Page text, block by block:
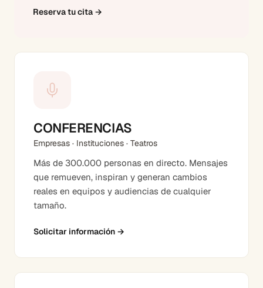
Reserva tu cita →
CONFERENCIAS
Empresas · Instituciones · Teatros
Más de 300.000 personas en directo. Mensajes
que remueven, inspiran y generan cambios
reales en equipos y audiencias de cualquier
tamaño.
Solicitar información →